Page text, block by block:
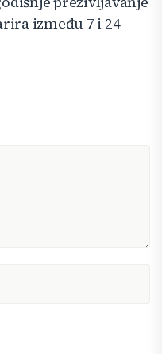
između 7 i 24